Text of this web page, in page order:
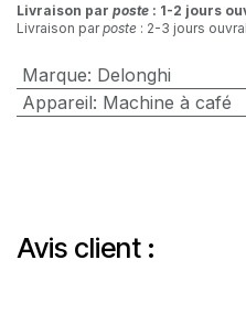
Livraison par poste : 1-2 jours
Livraison parposte : 2-3 jours
Marque: Delonghi
Appareil: Machine à café
Avis client :